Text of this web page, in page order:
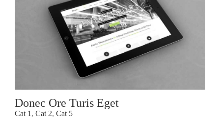
Donec Ore Turis Eget
Cat 1 , Cat 2, Cat 5